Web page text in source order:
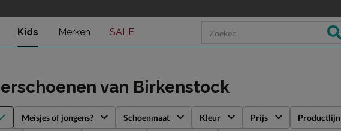
Kids Merken SALE
van Birkenstock
Meisjes of jongens? Schoenmaat Kleur Prijs Productlijn